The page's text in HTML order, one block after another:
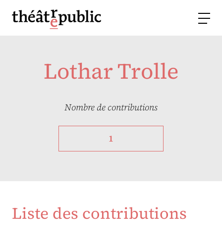
Lothar Trolle
Nombre de contributions
1
Liste des contributions